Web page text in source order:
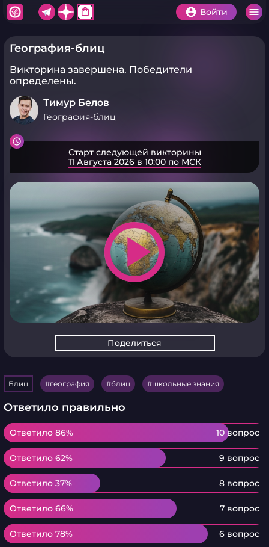
shopping_bag Войти
География-блиц
Викторина завершена. Победители
определены.
Тимур Белов
География-блиц
Старт следующей викторины
11 Августа 2026 в 10:00 по МСК
play_arrow
Поделиться
Блиц география блиц школьные знания
Ответило правильно
Ответило 86% 10 вопрос
Ответило 86%
Ответило 62% 9 вопрос
Ответило 62%
Ответило 37% 8 вопрос
Ответило 37%
Ответило 66% 7 вопрос
Ответило 66%
Ответило 78% 6 вопрос
Ответило 78%